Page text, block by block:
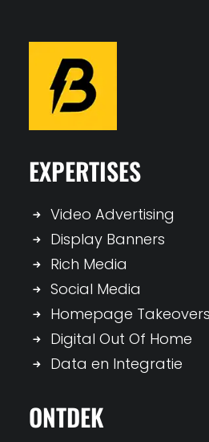
EXPERTISES
Video Advertising
Display Banners
Rich Media
Social Media
Homepage Takeovers
Digital Out Of Home
Data en Integratie
ONTDEK